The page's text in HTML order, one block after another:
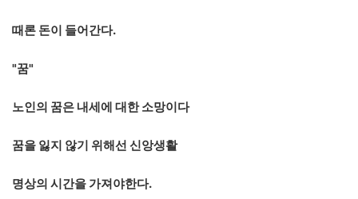
때론 돈이 들어간다.
"꿈"
노인의 꿈은 내세에 대한 소망이다
꿈을 잃지 않기 위해선 신앙생활
명상의 시간을 가져야한다.